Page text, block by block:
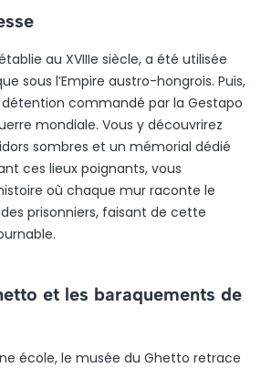
au XVIIIe siècle, a été utilisée
sous l’Empire austro-hongrois. Puis,
commandé par la Gestapo
mondiale. Vous y découvrirez
sombres et un mémorial dédié
ces lieux poignants, vous
où chaque mur raconte le
prisonniers, faisant de cette
et les baraquements de
école, le musée du Ghetto retrace